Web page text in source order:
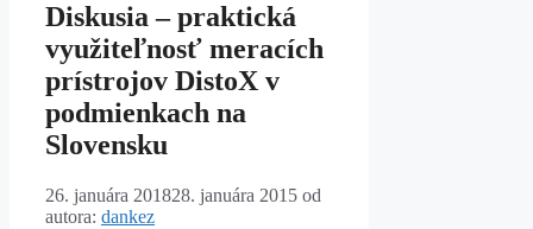
Diskusia – praktická
využiteľnosť meracích
prístrojov DistoX v
podmienkach na
Slovensku
26. januára 201828. januára 2015 od
autora: dankez